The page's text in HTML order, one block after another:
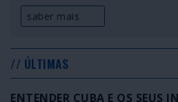
saber mais
// ÚLTIMAS
ENTENDER CUBA E OS SEUS